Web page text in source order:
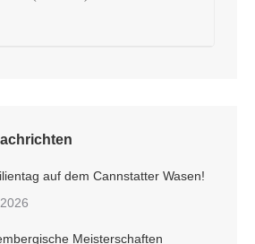
auf dem Cannstatter Wasen!
Meisterschaften